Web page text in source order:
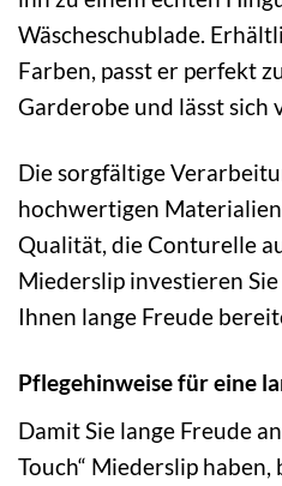
Wäscheschublade.
Farben, passt er perfekt
Garderobe und lässt sich
Die sorgfältige
hochwertigen
Qualität, die Conturelle
Miederslip investieren
Ihnen lange Freude
Pflegehinweise für eine
Damit Sie lange Freude
Touch“ Miederslip